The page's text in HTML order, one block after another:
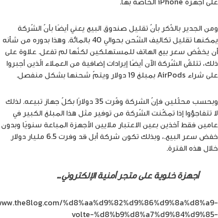
ومن الجدير بالذّكر بأنّ تقليل صندوق البيع يعني أيضًا بأنّ الشّركة
يمكنها تقليل تكاليف الشّحن بحوالي 40 بالمائة. وهذا بدوره من شأنه
أن يخفّض سعر بيع الهاتف للمستهلكين لكنّها لم تفعل. علاوة على
ذلك، تتلقّى الشّركة الآن أيضًا إيرادات إضافية من العملاء الّذين أجبروا
على شراء AirPods بمبلغ 19 دولار ويتمّ شحنها بشكل منفصل.
وبحسب محلّلين فإنّ الشركة وفّرت 35 دولارًا بكلّ جهاز تبيعه. لذلك
لا تتفاجؤوا إذا تمكّنت الشّركة من توفير مثل هذا المبلغ الكبير في
عامين فقط آخذين بعين الاعتبار ملايين الأجهزة المباعة سنويًا وبدون
خفض سعر البيع.، وبذلك تكون شركة أبل قد وفرت 6.5 مليار دولار
خلال هذه الفترة.
أجهزة خلوية على متجر أمنية الإلكتروني..
%d8%aa%d9%82%d9%86%d9%8a%d8%a9-
volte-%d8%b9%d8%a7%d9%84%d9%85-